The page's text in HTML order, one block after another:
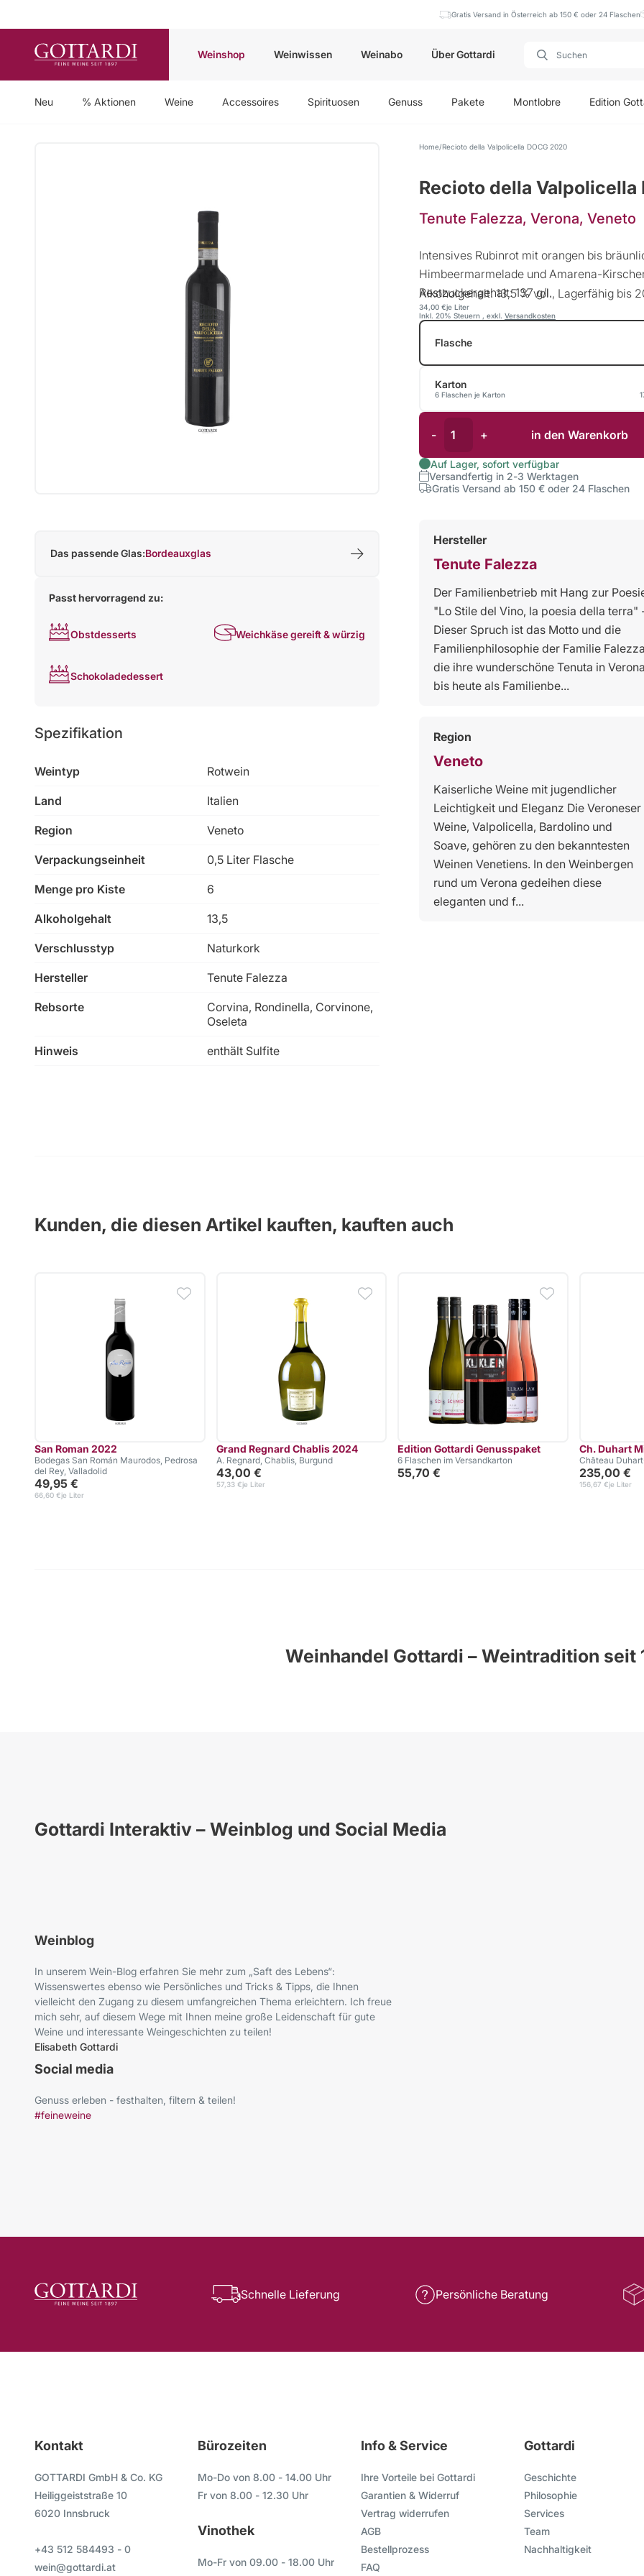
Gratis Versand in Österreich ab 150 € oder 24 Flaschen
Weinshop Weinwissen Weinabo Über Gottardi
Neu % Aktionen Weine Accessoires Spirituosen Genuss Pakete Montlobre Edition
Home Recioto della Valpolicella DOCG 2020
Recioto della Valpolicella
Tenute Falezza, Verona, Veneto
Intensives Rubinrot mit orangen bis
Himbeermarmelade und Amarena-
Restzuckergehalt: 137 g/l.
Alkoholgehalt: 13,5 % vol., Lagerfähig bis
je Liter
34,00 €
Inkl. 20% Steuern , exkl. Versandkosten
Flasche
Karton
6 Flaschen je Karton
- + in den Warenkorb
Auf Lager, sofort verfügbar
Versandfertig in 2-3 Werktagen
Gratis Versand ab 150 € oder 24 Flaschen
Hersteller
Tenute Falezza
Der Familienbetrieb mit Hang zur
"Lo Stile del Vino, la poesia della terra"
Dieser Spruch ist das Motto und die
Familienphilosophie der Familie
die ihre wunderschöne Tenuta in
bis heute als Familienbe...
Region
Veneto
Kaiserliche Weine mit jugendlicher
Leichtigkeit und Eleganz Die Veroneser
Weine, Valpolicella, Bardolino und
Soave, gehören zu den bekanntesten
Weinen Venetiens. In den Weinbergen
rund um Verona gedeihen diese
eleganten und f...
Das passende Glas:Bordeauxglas
Passt hervorragend zu:
Obstdesserts Weichkäse gereift & würzig
Schokoladedessert
Spezifikation
Weintyp Rotwein
Land Italien
Region Veneto
Verpackungseinheit 0,5 Liter Flasche
Menge pro Kiste 6
Alkoholgehalt 13,5
Verschlusstyp Naturkork
Hersteller Tenute Falezza
Rebsorte
Corvina, Rondinella, Corvinone,
Oseleta
Hinweis enthält Sulfite
Kunden, die diesen Artikel kauften, kauften auch
San Roman 2022
Bodegas San Román Maurodos, Pedrosa
del Rey, Valladolid
49,95 €
je Liter
66,60 €
Grand Regnard Chablis 2024
A. Regnard, Chablis, Burgund
43,00 €
je Liter
57,33 €
Edition Gottardi Genusspaket
6 Flaschen im Versandkarton
55,70 €
Ch. Duhart
Château
235,00 €
je Liter
156,67 €
Weinhandel Gottardi – Weintradition seit
Gottardi Interaktiv – Weinblog und Social Media
Weinblog
In unserem Wein-Blog erfahren Sie mehr zum „Saft des Lebens“:
Wissenswertes ebenso wie Persönliches und Tricks & Tipps, die Ihnen
vielleicht den Zugang zu diesem umfangreichen Thema erleichtern. Ich freue
mich sehr, auf diesem Wege mit Ihnen meine große Leidenschaft für gute
Weine und interessante Weingeschichten zu teilen!
Elisabeth Gottardi
Social media
Genuss erleben - festhalten, filtern & teilen!
#feineweine
Schnelle Lieferung Persönliche Beratung
Kontakt
GOTTARDI GmbH & Co. KG
Heiliggeiststraße 10
6020 Innsbruck
+43 512 584493 - 0
wein@gottardi.at
Bürozeiten
Mo-Do von 8.00 - 14.00 Uhr
Fr von 8.00 - 12.30 Uhr
Vinothek
Mo-Fr von 09.00 - 18.00 Uhr
Info & Service
Ihre Vorteile bei Gottardi
Garantien & Widerruf
Vertrag widerrufen
AGB
Bestellprozess
FAQ
Gottardi
Geschichte
Philosophie
Services
Team
Nachhaltigkeit